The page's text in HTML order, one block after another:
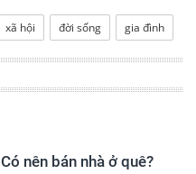
xã hội đời sống gia đình
Có nên bán nhà ở quê?